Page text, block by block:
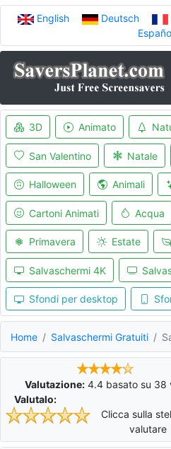
English Deutsch
3D Animato
San Valentino Natale
Halloween Animali
Cartoni Animati Acqua
Primavera Estate
Salvaschermi 4K
Sfondi per desktop
Home Salvaschermi Gratuiti
Valutazione: 4.4basato su 38
Valutalo:
Clicca sulla
valutare